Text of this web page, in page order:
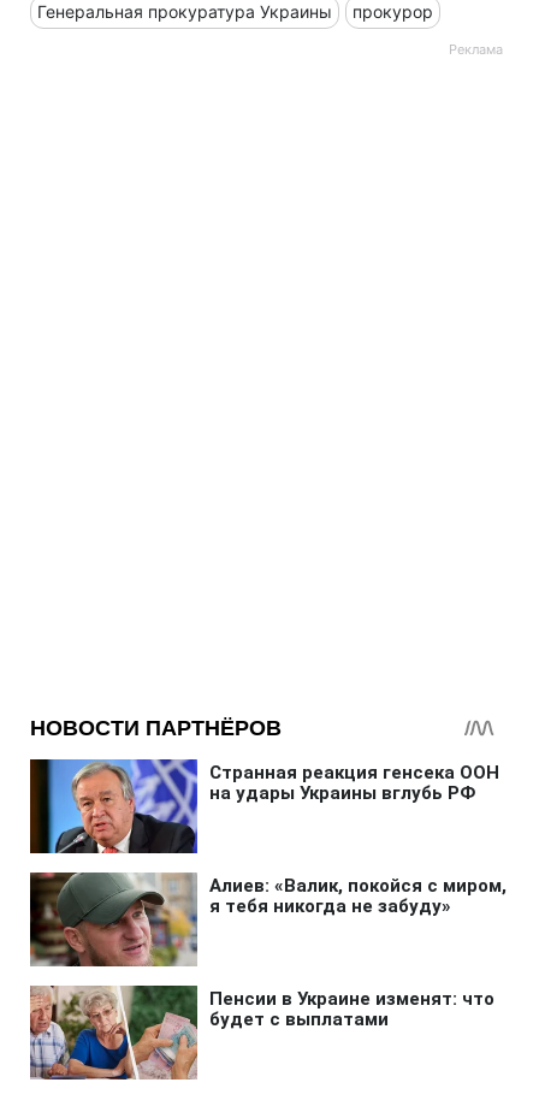
Генеральная прокуратура Украины прокурор